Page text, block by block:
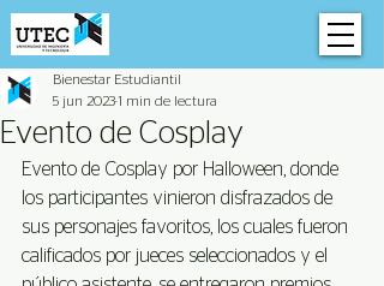
Evento de Cosplay
Bienestar Estudiantil
5 jun 20231 min de lectura
Evento de Cosplay por Halloween, donde
los participantes vinieron disfrazados de
sus personajes favoritos, los cuales fueron
calificados por jueces seleccionados y el